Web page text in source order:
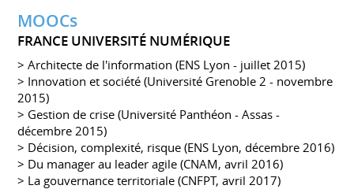
MOOCs
FRANCE UNIVERSITÉ NUMÉRIQUE
> Architecte de l'information (ENS Lyon - juillet 2015)
> Innovation et société (Université Grenoble 2 - novembre
2015)
> Gestion de crise (Université Panthéon - Assas -
décembre 2015)
> Décision, complexité, risque (ENS Lyon, décembre 2016)
> Du manager au leader agile (CNAM, avril 2016)
> La gouvernance territoriale (CNFPT, avril 2017)